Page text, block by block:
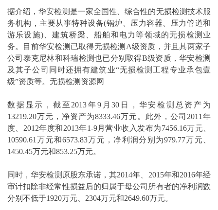
据介绍，华安检测是一家全国性、综合性的无损检测技术服
务机构，主要从事特种设备(锅炉、 压力容器 、压力管道和
游乐设施)、建筑桥梁、船舶和电力等领域的无损检测业
务。目前华安检测已取得无损检测A级资质，并且其两家子
公司泰克尼林和科瑞检测也已分别取得B级资质，华安检测
及其子公司同时还拥有建筑业“无损检测工程专业承包壹
级”资质等。无损检测资源网
数据显示，截至2013年9月30日，华安检测总资产为
13219.20万元，净资产为8333.46万元。此外，公司2011年
度、2012年度和2013年1-9月营业收入发布为7456.16万元、
10590.61万元和6573.83万元，净利润分别为979.77万元、
1450.45万元和853.25万元。
同时，华安检测原股东承诺，其2014年、2015年和2016年经
审计扣除非经常性损益后的归属于母公司所有者的净利润数
分别不低于1920万元、2304万元和2649.60万元。